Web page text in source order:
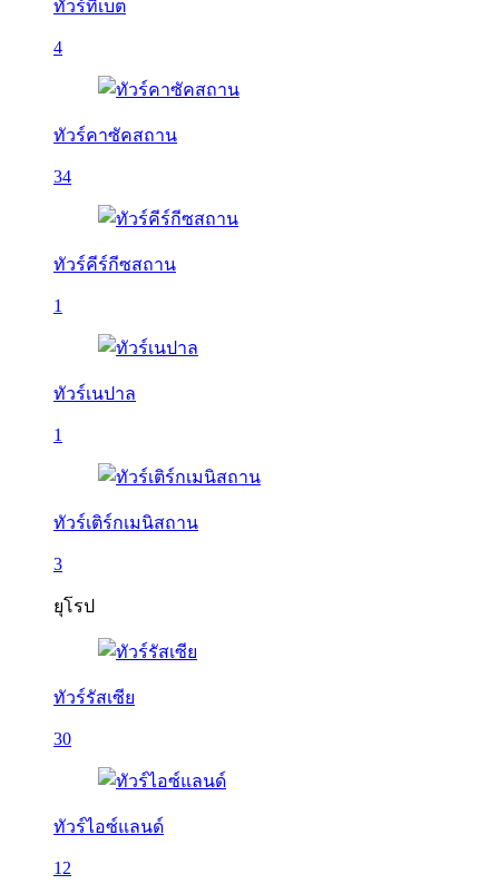
ทัวร์ทิเบต
4
ทัวร์คาซัคสถาน
34
ทัวร์คีร์กีซสถาน
1
ทัวร์เนปาล
1
ทัวร์เติร์กเมนิสถาน
3
ยุโรป
ทัวร์รัสเซีย
30
ทัวร์ไอซ์แลนด์
12